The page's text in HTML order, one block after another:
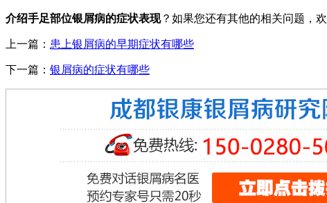
介绍手足部位银屑病的症状表现？如果您还有其他的相关问题，
上一篇： 患上银屑病的早期症状有哪些
下一篇： 银屑病的症状有哪些